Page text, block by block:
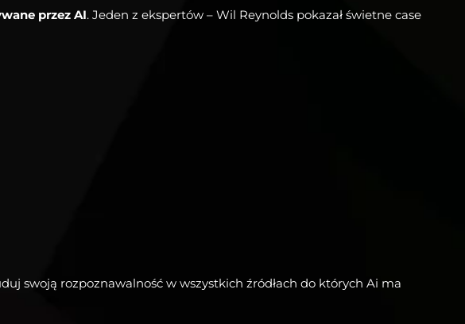
przez AI. Jeden z ekspertów – Wil Reynolds pokazał świetne case
swoją rozpoznawalność w wszystkich źródłach do których Ai ma